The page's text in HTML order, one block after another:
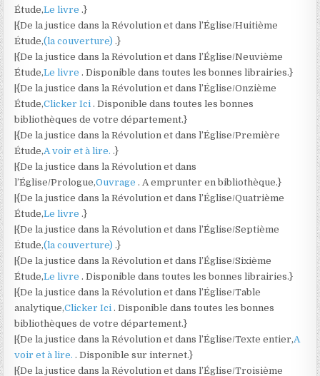
Étude,Le livre.}
|{De la justice dans la Révolution et dans l’Église/Huitième
Étude,(la couverture).}
|{De la justice dans la Révolution et dans l’Église/Neuvième
Étude,Le livre. Disponible dans toutes les bonnes librairies.}
|{De la justice dans la Révolution et dans l’Église/Onzième
Étude,Clicker Ici. Disponible dans toutes les bonnes
bibliothèques de votre département.}
|{De la justice dans la Révolution et dans l’Église/Première
Étude,A voir et à lire..}
|{De la justice dans la Révolution et dans
l’Église/Prologue,Ouvrage. A emprunter en bibliothèque.}
|{De la justice dans la Révolution et dans l’Église/Quatrième
Étude,Le livre.}
|{De la justice dans la Révolution et dans l’Église/Septième
Étude,(la couverture).}
|{De la justice dans la Révolution et dans l’Église/Sixième
Étude,Le livre. Disponible dans toutes les bonnes librairies.}
|{De la justice dans la Révolution et dans l’Église/Table
analytique,Clicker Ici. Disponible dans toutes les bonnes
bibliothèques de votre département.}
|{De la justice dans la Révolution et dans l’Église/Texte entier,A
voir et à lire.. Disponible sur internet.}
|{De la justice dans la Révolution et dans l’Église/Troisième